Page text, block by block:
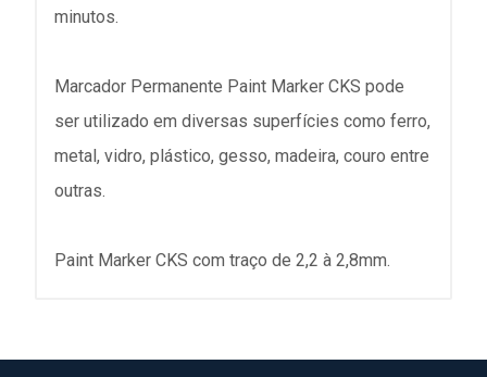
minutos.
Marcador Permanente Paint Marker CKS pode
ser utilizado em diversas superfícies como ferro,
metal, vidro, plástico, gesso, madeira, couro entre
outras.
Paint Marker CKS com traço de 2,2 à 2,8mm.